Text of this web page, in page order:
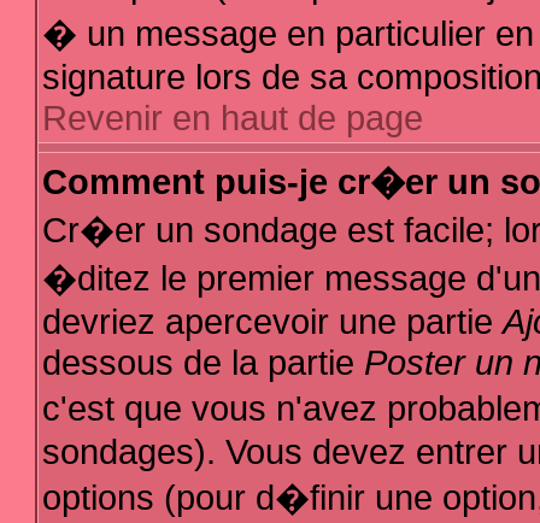
� un message en particulier
signature lors de sa
Revenir en haut de page
Comment puis-je cr�er un
Cr�er un sondage est facile;
�ditez le premier message
devriez apercevoir une partie
dessous de la partie Poster un
c'est que vous n'avez
sondages). Vous devez entrer
options (pour d�finir une